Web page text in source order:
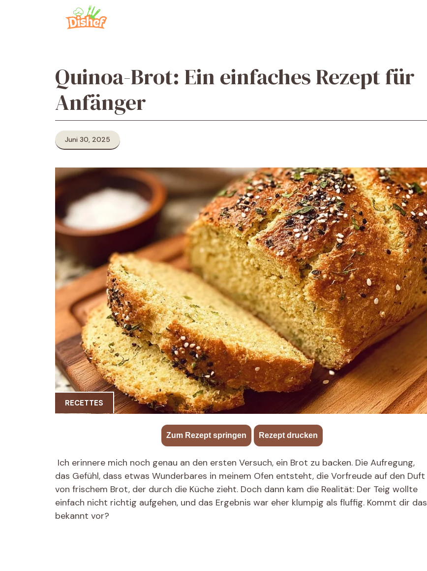
Quinoa-Brot: Ein einfaches Rezept für
Anfänger
Juni 30, 2025
RECETTES
Zum Rezept springen Rezept drucken
Ich erinnere mich noch genau an den ersten Versuch, ein Brot zu backen. Die Aufregung,
das Gefühl, dass etwas Wunderbares in meinem Ofen entsteht, die Vorfreude auf den Duft
von frischem Brot, der durch die Küche zieht. Doch dann kam die Realität: Der Teig wollte
einfach nicht richtig aufgehen, und das Ergebnis war eher klumpig als fluffig. Kommt dir das
bekannt vor?